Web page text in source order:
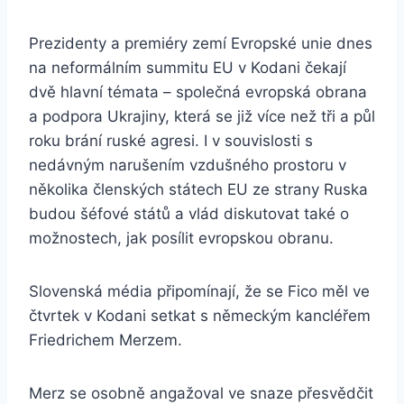
Prezidenty a premiéry zemí Evropské unie dnes
na neformálním summitu EU v Kodani čekají
dvě hlavní témata – společná evropská obrana
a podpora Ukrajiny, která se již více než tři a půl
roku brání ruské agresi. I v souvislosti s
nedávným narušením vzdušného prostoru v
několika členských státech EU ze strany Ruska
budou šéfové států a vlád diskutovat také o
možnostech, jak posílit evropskou obranu.
Slovenská média připomínají, že se Fico měl ve
čtvrtek v Kodani setkat s německým kancléřem
Friedrichem Merzem.
Merz se osobně angažoval ve snaze přesvědčit